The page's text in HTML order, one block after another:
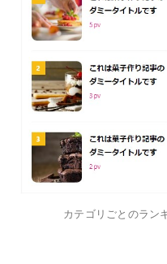
カテゴリごとのラン